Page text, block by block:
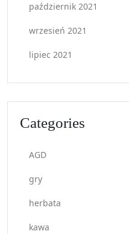
październik 2021
wrzesień 2021
lipiec 2021
Categories
AGD
gry
herbata
kawa